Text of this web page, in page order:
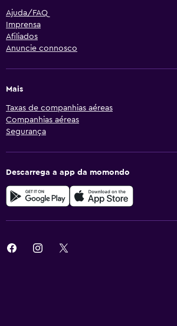
Ajuda/FAQ
Imprensa
Afiliados
Anuncie connosco
Mais
Taxas de companhias aéreas
Companhias aéreas
Segurança
Descarrega a app da momondo